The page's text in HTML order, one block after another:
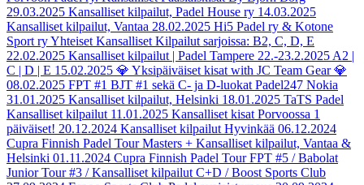
29.03.2025 Kansalliset kilpailut, Padel House ry 14.03.2025
Kansalliset kilpailut, Vantaa 28.02.2025 Hi5 Padel ry & Kotone
Sport ry Yhteiset Kansalliset Kilpailut sarjoissa: B2, C, D, E
22.02.2025 Kansalliset kilpailut | Padel Tampere 22.-23.2.2025 A2 |
C | D | E 15.02.2025 💎 Yksipäiväiset kisat with JC Team Gear 💎
08.02.2025 FPT #1 BJT #1 sekä C- ja D-luokat Padel247 Nokia
31.01.2025 Kansalliset kilpailut, Helsinki 18.01.2025 TaTS Padel
Kansalliset kilpailut 11.01.2025 Kansalliset kisat Porvoossa 1
päiväiset! 20.12.2024 Kansalliset kilpailut Hyvinkää 06.12.2024
Cupra Finnish Padel Tour Masters + Kansalliset kilpailut, Vantaa &
Helsinki 01.11.2024 Cupra Finnish Padel Tour FPT #5 / Babolat
Junior Tour #3 / Kansalliset kilpailut C+D / Boost Sports Club